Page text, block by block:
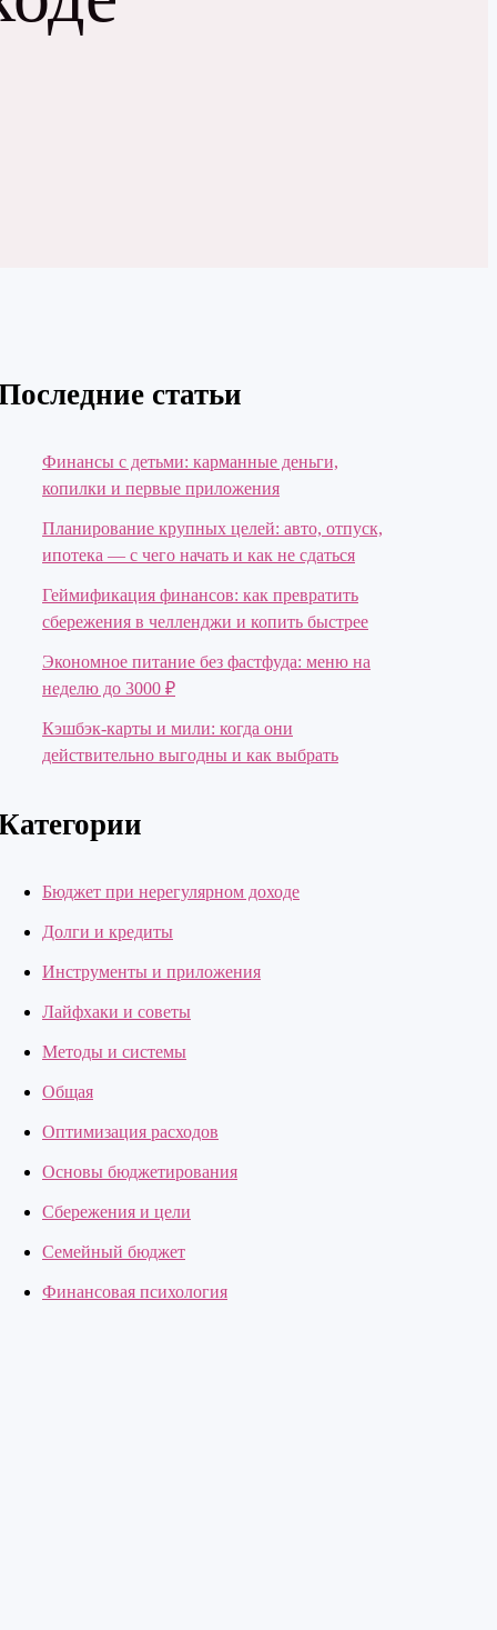
статьи
Финансы с детьми: карманные деньги,
копилки и первые приложения
Планирование крупных целей: авто, отпуск,
ипотека — с чего начать и как не сдаться
Геймификация финансов: как превратить
сбережения в челленджи и копить быстрее
Экономное питание без фастфуда: меню на
неделю до 3000 ₽
Кэшбэк-карты и мили: когда они
действительно выгодны и как выбрать
Бюджет при нерегулярном доходе
Долги и кредиты
Инструменты и приложения
Лайфхаки и советы
Методы и системы
Общая
Оптимизация расходов
Основы бюджетирования
Сбережения и цели
Семейный бюджет
Финансовая психология